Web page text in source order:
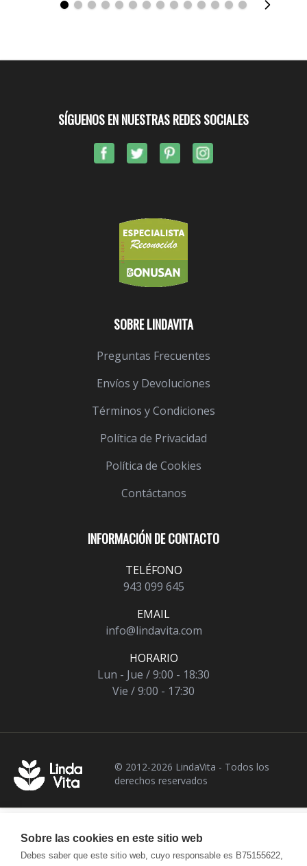
INFORMACIÓN DE CONTACTO
TELÉFONO
943 099 645
EMAIL
info@lindavita.com
HORARIO
Lun - Jue / 9:00 - 18:30
Vie / 9:00 - 17:30
SOBRE LINDAVITA
Preguntas Frecuentes
Envíos y Devoluciones
Términos y Condiciones
Política de Privacidad
Política de Cookies
Contáctanos
SÍGUENOS EN NUESTRAS REDES SOCIALES
© 2012-2026 LindaVita - Todos los
derechos reservados
Sobre las cookies en este sitio web
Debes saber que este sitio web, cuyo responsable es B75155622,